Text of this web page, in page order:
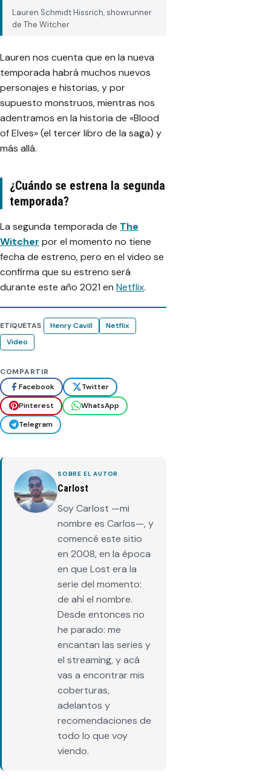
Lauren Schmidt Hissrich, showrunner
de The Witcher
Lauren nos cuenta que en la nueva
temporada habrá muchos nuevos
personajes e historias, y por
supuesto monstruos, mientras nos
adentramos en la historia de «Blood
of Elves» (el tercer libro de la saga) y
más allá.
¿Cuándo se estrena la segunda
temporada?
La segunda temporada de The
Witcher por el momento no tiene
fecha de estreno, pero en el video se
confirma que su estreno será
durante este año 2021 en Netflix.
ETIQUETAS Henry Cavill
Netflix
Video
COMPARTIR
Facebook
Twitter
Pinterest
WhatsApp
Telegram
SOBRE EL AUTOR
Carlost
Soy Carlost —mi
nombre es Carlos—, y
comencé este sitio
en 2008, en la época
en que Lost era la
serie del momento:
de ahí el nombre.
Desde entonces no
he parado: me
encantan las series y
el streaming, y acá
vas a encontrar mis
coberturas,
adelantos y
recomendaciones de
todo lo que voy
viendo.